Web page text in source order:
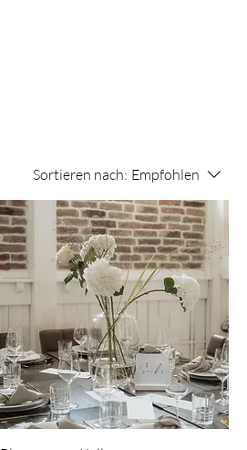
Sortieren nach: Empfohlen